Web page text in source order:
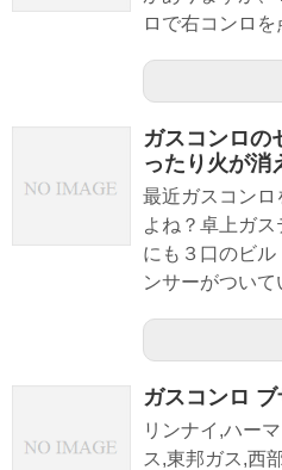
ロで右コンロを
ガスコンロの
ったり火が消
最近ガスコンロ
よね？卓上ガ
にも３口のビ
ンサーがついて
ガスコンロ
リンナイ,ハー
ス,東邦ガス,西